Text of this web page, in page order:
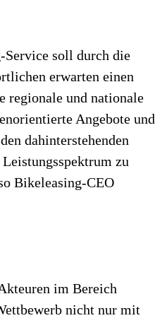
Service soll durch die
erwarten einen
regionale und nationale
Angebote und
dahinterstehenden
zu
Bikeleasing-CEO
im Bereich
nicht nur mit